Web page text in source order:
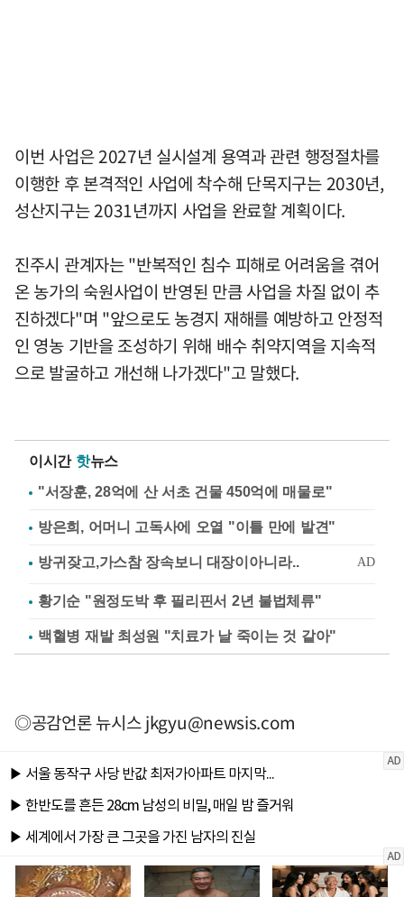
이번 사업은 2027년 실시설계 용역과 관련 행정절차를
이행한 후 본격적인 사업에 착수해 단목지구는 2030년,
성산지구는 2031년까지 사업을 완료할 계획이다.
진주시 관계자는 "반복적인 침수 피해로 어려움을 겪어
온 농가의 숙원사업이 반영된 만큼 사업을 차질 없이 추
진하겠다"며 "앞으로도 농경지 재해를 예방하고 안정적
인 영농 기반을 조성하기 위해 배수 취약지역을 지속적
으로 발굴하고 개선해 나가겠다"고 말했다.
이시간 핫뉴스
"서장훈, 28억에 산 서초 건물 450억에 매물로"
방은희, 어머니 고독사에 오열 "이틀 만에 발견"
황기순 "원정도박 후 필리핀서 2년 불법체류"
백혈병 재발 최성원 "치료가 날 죽이는 것 같아"
◎공감언론 뉴시스jkgyu@newsis.com